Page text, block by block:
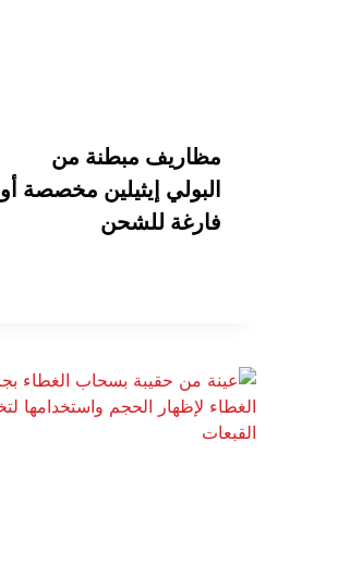
مظاريف مبطنة من
البولي إيثيلين مخصصة أو
فارغة للشحن